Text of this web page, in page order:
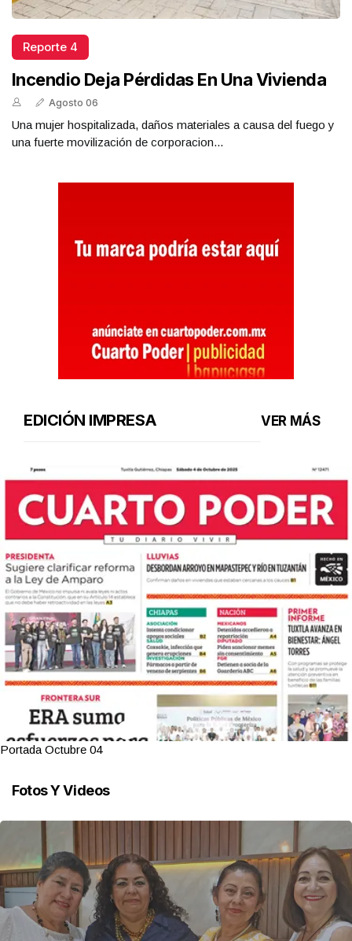
Reporte 4
Incendio Deja Pérdidas En Una Vivienda
Agosto 06
Una mujer hospitalizada, daños materiales a causa del fuego y
una fuerte movilización de corporacion...
EDICIÓN IMPRESA VER MÁS
Portada Octubre 04
Fotos Y Videos